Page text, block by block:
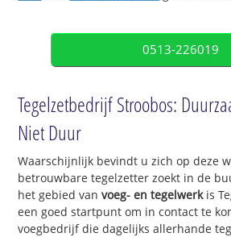
0513-226019
Tegelzetbedrijf Stroobos:
Niet Duur
Waarschijnlijk bevindt u zich op deze
betrouwbare tegelzetter zoekt in de
het gebied van voeg- en tegelwerkis
een goed startpunt om in contact te
voegbedrijf die dagelijks allerhande